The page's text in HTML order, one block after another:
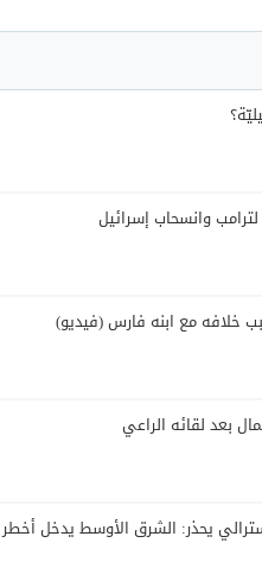
وانسحاب إسرائيل
خلافه مع ابنه فارس (فيديو)
بعد لقائه الراعي
يحذر: الشرق الأوسط يدخل